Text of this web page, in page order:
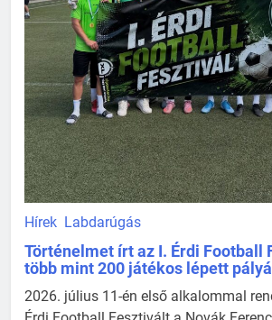
Hírek Labdarúgás
Történelmet írt az I. Érdi Football
több mint 200 játékos lépett
2026. július 11-én első alkalommal